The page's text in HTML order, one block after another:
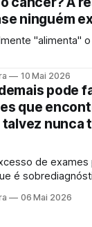
ninguém
"alimenta"
10 Mai 2026
pode
que
talvez nunca
de
é
06 Mai 2026